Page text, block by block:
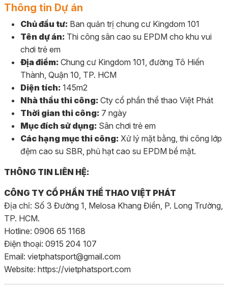
Thông tin Dự án
Chủ đầu tư: Ban quản trị chung cư Kingdom 101
Tên dự án: Thi công sân cao su EPDM cho khu vui
chơi trẻ em
Địa điểm: Chung cư Kingdom 101, đường Tô Hiến
Thành, Quận 10, TP. HCM
Diện tích: 145m2
Nhà thầu thi công: Cty cổ phần thể thao Việt Phát
Thời gian thi công: 7 ngày
Mục đích sử dụng: Sân chơi trẻ em
Các hạng mục thi công: Xử lý mặt bằng, thi công lớp
đệm cao su SBR, phủ hạt cao su EPDM bề mặt.
THÔNG TIN LIÊN HỆ:
CÔNG TY CỔ PHẦN THỂ THAO VIỆT PHÁT
Địa chỉ: Số 3 Đường 1, Melosa Khang Điền, P. Long Trường,
TP. HCM.
Hotline: 0906 65 1168
Điện thoại: 0915 204 107
Email: vietphatsport@gmail.com
Website: https://vietphatsport.com